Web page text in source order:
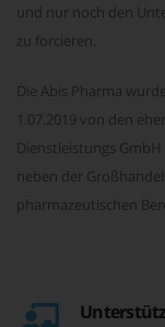
und nur noch den
zu forcieren.
Die Abis Pharma
1.07.2019 von den
Dienstleistungs
neben der
pharmazeutischen